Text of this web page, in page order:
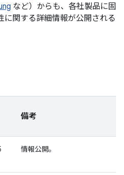
など）からも、各社製品に固
に関する詳細情報が公開される
備考
情報公開。